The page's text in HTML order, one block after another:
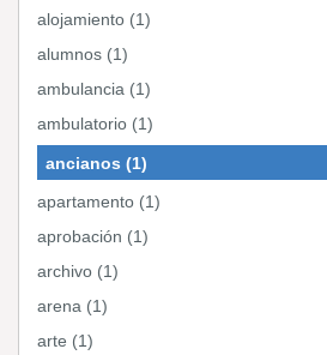
alojamiento (1)
alumnos (1)
ambulancia (1)
ambulatorio (1)
ancianos (1)
apartamento (1)
aprobación (1)
archivo (1)
arena (1)
arte (1)